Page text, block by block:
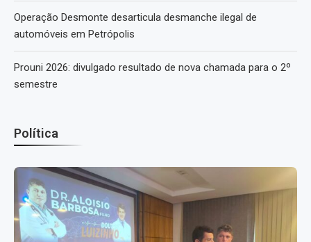
Operação Desmonte desarticula desmanche ilegal de
automóveis em Petrópolis
Prouni 2026: divulgado resultado de nova chamada para o 2º
semestre
Política